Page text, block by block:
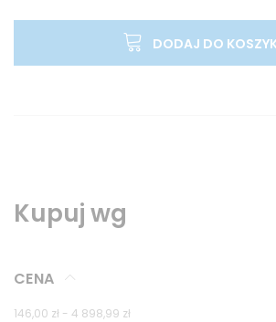
DODAJ DO
Kupuj wg
CENA
146,00 zł - 4 898,99 zł